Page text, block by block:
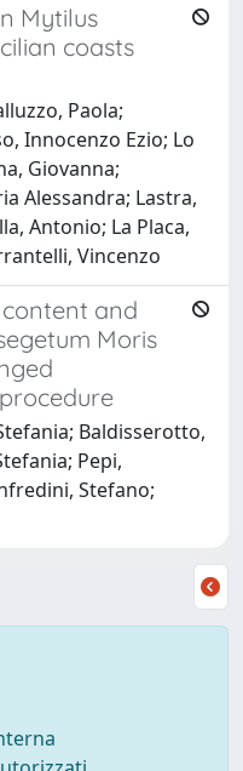
Mytilus
coasts
Paola;
Innocenzo Ezio; Lo
Giovanna;
Alessandra; Lastra,
Antonio; La Placa,
Vincenzo
and
Moris
Baldisserotto,
Pepi,
Stefano;